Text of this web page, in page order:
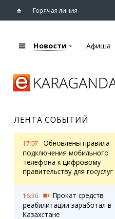
Горячая линия
Караганды
eTV
Рассылка новостей
Персоны
Интервью
Блогер «ЕШКА»
Лента блогера
Новости Афиша
ЛЕНТА СОБЫТИЙ
17:07
Обновлены правила
подключения мобильного
телефона к цифровому
правительству для госуслуг
16:30
Прокат средств
реабилитации заработал в
Казахстане